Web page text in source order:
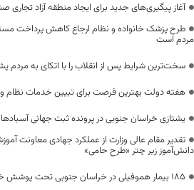
آغاز پیگیری‌های جدید برای ایجاد منطقه آزاد تجاری
طرح پزشک خانواده و نظام ارجاع کاهش پرداخت
مردم است
سخت‌ترین شرایط پس از انقلاب را با اتکای به
هفته دولت بهترین فرصت برای تبیین خدمات نظام
یشتازی خراسان جنوبی در پرونده ثبت جهانی آسبادها
دانش‌آموز زیر چتر «طرح حامی»
۱۸۵ بیمار هموفیلی در خراسان جنوبی تحت پوشش خدمات بیمه سلامت قرار دارند